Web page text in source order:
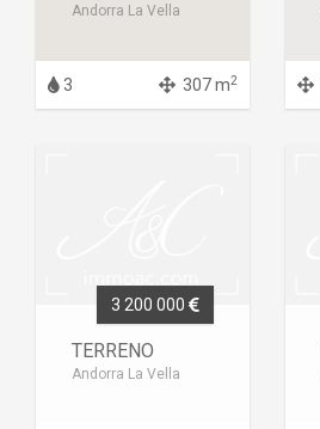
Andorra La Vella
3 307 m2
3 200 000
TERRENO
Andorra La Vella